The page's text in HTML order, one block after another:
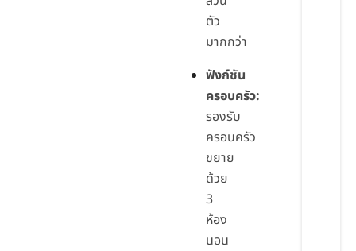
ตัว
มากกว่า
ฟังก์ชัน
ครอบครัว:
รองรับ
ครอบครัว
ขยาย
ด้วย
3
ห้อง
นอน